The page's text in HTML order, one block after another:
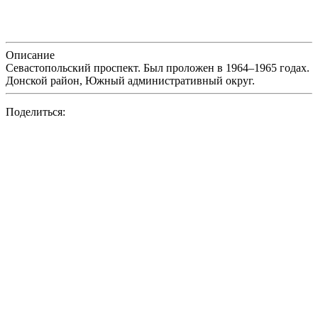
Описание
Севастопольский проспект. Был проложен в 1964–1965 годах.
Донской район, Южный административный округ.
Поделиться: